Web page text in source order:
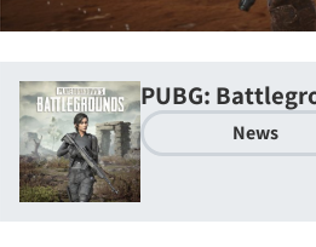
PUBG:
News